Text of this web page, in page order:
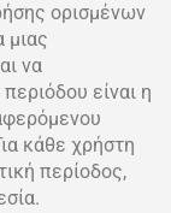
ορισμένων
μιας
να
είναι η
κάθε χρήστη
περίοδος,